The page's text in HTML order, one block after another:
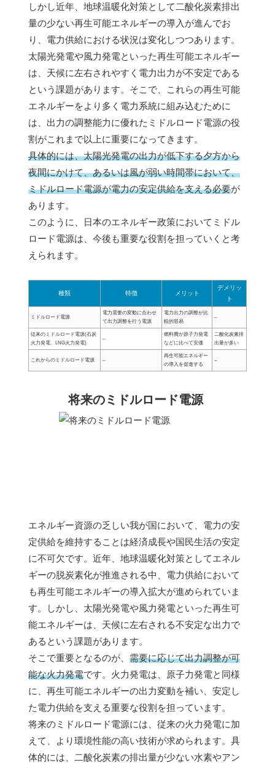
しかし近年、地球温暖化対策として二酸化炭素排出
量の少ない再生可能エネルギーの導入が進んでお
り、電力供給における状況は変化しつつあります。
太陽光発電や風力発電といった再生可能エネルギー
は、天候に左右されやすく電力出力が不安定である
という課題があります。そこで、これらの再生可能
エネルギーをより多く電力系統に組み込むために
は、出力の調整能力に優れたミドルロード電源の役
割がこれまで以上に重要になってきます。
具体的には、太陽光発電の出力が低下する夕方から
夜間にかけて、あるいは風が弱い時間帯において、
ミドルロード電源が電力の安定供給を支える必要が
あります。
このように、日本のエネルギー政策においてミドル
ロード電源は、今後も重要な役割を担っていくと考
えられます。
種類 特徴 メリット
デメリッ
ト
ミドルロード電源
電力需要の変動に合わせ
て出力調整を行う電源
電力出力の調整が比
較的容易
–
従来のミドルロード電源(石炭
火力発電、LNG火力発電)
–
燃料費が原子力発電
などに比べて安価
二酸化炭素排
出量が多い
これからのミドルロード電源 –
再生可能エネルギー
の導入を促進する
–
将来のミドルロード電源
エネルギー資源の乏しい我が国において、電力の安
定供給を維持することは経済成長や国民生活の安定
に不可欠です。近年、地球温暖化対策としてエネル
ギーの脱炭素化が推進される中、電力供給において
も再生可能エネルギーの導入拡大が進められていま
す。しかし、太陽光発電や風力発電といった再生可
能エネルギーは、天候に左右される不安定な出力で
あるという課題があります。
そこで重要となるのが、 需要に応じて出力調整が可
能な火力発電です。火力発電は、原子力発電と同様
に、再生可能エネルギーの出力変動を補い、安定し
た電力供給を支える重要な役割を担っています。
将来のミドルロード電源には、従来の火力発電に加
えて、より環境性能の高い技術が求められます。具
体的には、二酸化炭素の排出量が少ない水素やアン